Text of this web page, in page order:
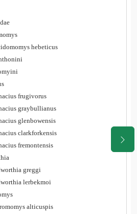
hebeticus
frugivorus
graybullianus
glenbowensis
clarkforkensis
fremontensis
greggi
lerbekmoi
alticuspis